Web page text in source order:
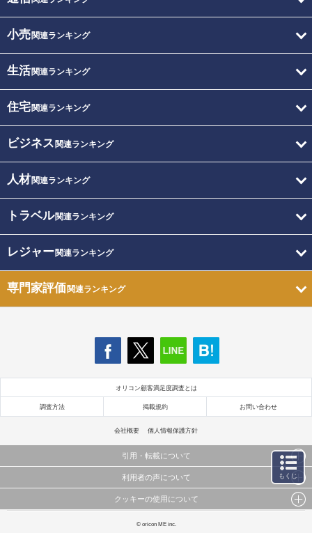
小売関連ランキング
生活関連ランキング
住宅関連ランキング
ビジネス 関連ランキング
人材関連ランキング
トラベル関連ランキング
レジャー関連ランキング
専門家評価関連ランキング
オリコン顧客満足度調査とは
調査方法 掲載規約 お問い合わせ
会社概要 個人情報保護方針
引用・転載について
当サイトで公開されている情報（文字、写真、イラスト、画像データ等）及びこれらの配置・
これらの情報を権利者の許可なく無断転載・複製などの二次利用を行うことは固く禁じており
利用者の声について
当サイトに掲載している内容はすべてサービスの利用者が提出された見解・感想です。
弊社の見解・ 意見ではないことをご理解いただいた上でご覧ください。
クッキーの使用について
このサイトでは Cookie を使用して、ユーザーに合わせたコンテンツや広告の表示、ソーシャル
© oricon ME inc.
もくじ